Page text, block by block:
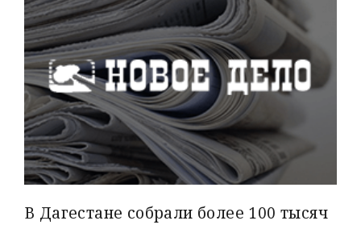
В Дагестане собрали более 100 тысяч